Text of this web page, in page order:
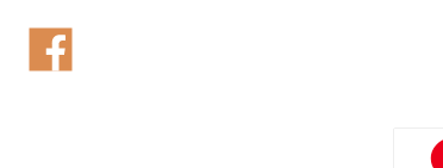
Facebook